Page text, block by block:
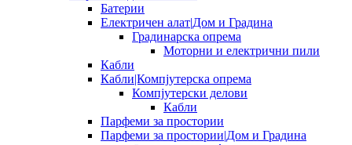
Батерии
Електричен алат|Дом и Градина
Градинарска опрема
Моторни и електрични пили
Кабли
Кабли|Компјутерска опрема
Компјутерски делови
Кабли
Парфеми за простории
Парфеми за простории|Дом и Градина